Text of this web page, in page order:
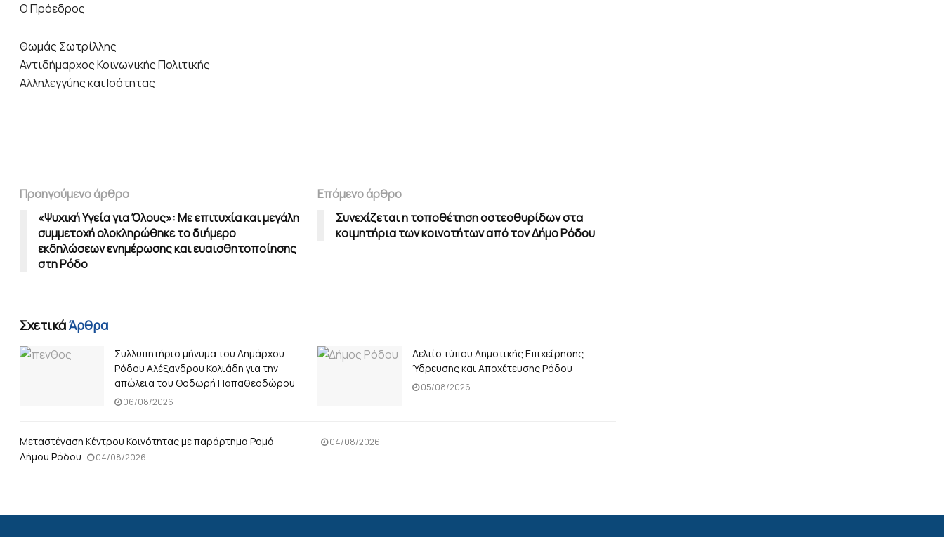
Ο Πρόεδρος
Θωμάς Σωτρίλλης
Αντιδήμαρχος Κοινωνικής Πολιτικής
Αλληλεγγύης και Ισότητας
Προηγούμενο άρθρο
«Ψυχική Υγεία για Όλους»: Με επιτυχία και μεγάλη
συμμετοχή ολοκληρώθηκε το διήμερο
εκδηλώσεων ενημέρωσης και ευαισθητοποίησης
στη Ρόδο
Επόμενο άρθρο
Συνεχίζεται η τοποθέτηση οστεοθυρίδων στα
κοιμητήρια των κοινοτήτων από τον Δήμο Ρόδου
ΣχετικάΆρθρα
Συλλυπητήριο μήνυμα του Δημάρχου
Ρόδου Αλέξανδρου Κολιάδη για την
απώλεια του Θοδωρή Παπαθεοδώρου
06/08/2026
Δελτίο τύπου Δημοτικής Επιχείρησης
Ύδρευσης και Αποχέτευσης Ρόδου
05/08/2026
Μεταστέγαση Κέντρου Κοινότητας με παράρτημα Ρομά
Δήμου Ρόδου
04/08/2026
04/08/2026